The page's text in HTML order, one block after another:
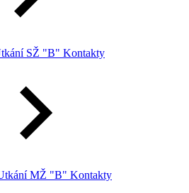
SŽ "B" Kontakty
MŽ "B" Kontakty